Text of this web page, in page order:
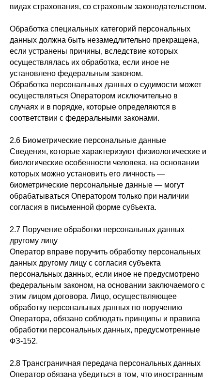
видах страхования, со страховым законодательством.
Обработка специальных категорий персональных
данных должна быть незамедлительно прекращена,
если устранены причины, вследствие которых
осуществлялась их обработка, если иное не
установлено федеральным законом.
Обработка персональных данных о судимости может
осуществляться Оператором исключительно в
случаях и в порядке, которые определяются в
соответствии с федеральными законами.
2.6 Биометрические персональные данные
Сведения, которые характеризуют физиологические и
биологические особенности человека, на основании
которых можно установить его личность —
биометрические персональные данные — могут
обрабатываться Оператором только при наличии
согласия в письменной форме субъекта.
2.7 Поручение обработки персональных данных
другому лицу
Оператор вправе поручить обработку персональных
данных другому лицу с согласия субъекта
персональных данных, если иное не предусмотрено
федеральным законом, на основании заключаемого с
этим лицом договора. Лицо, осуществляющее
обработку персональных данных по поручению
Оператора, обязано соблюдать принципы и правила
обработки персональных данных, предусмотренные
ФЗ-152.
2.8 Трансграничная передача персональных данных
Оператор обязана убедиться в том, что иностранным